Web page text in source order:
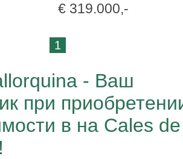
€ 319.000,-
1
- Ваш
при
в на Cales de